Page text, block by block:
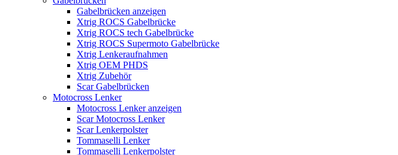
Gabelbrücken anzeigen
Xtrig ROCS Gabelbrücke
Xtrig ROCS tech Gabelbrücke
Xtrig ROCS Supermoto Gabelbrücke
Xtrig Lenkeraufnahmen
Xtrig OEM PHDS
Xtrig Zubehör
Scar Gabelbrücken
Motocross Lenker
Motocross Lenker anzeigen
Scar Motocross Lenker
Scar Lenkerpolster
Tommaselli Lenker
Tommaselli Lenkerpolster